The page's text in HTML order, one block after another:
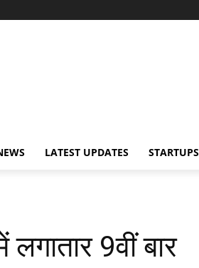
LATEST UPDATES STARTUPS
लगातार 9वीं बार